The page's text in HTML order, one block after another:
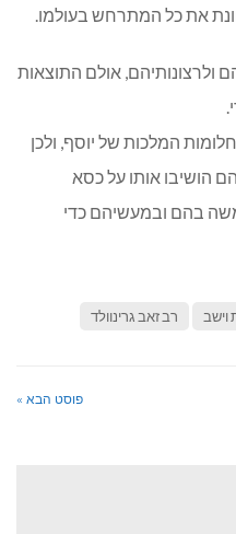
את כל המתרחש בעולמו.
ולרצונותיהם, אולם התוצאות
המלכות של יוסף, ולכן
הושיבו אותו על כסא
בהם ובמעשיהם כדי
רב זאב גרינוולד
פוסט הבא »